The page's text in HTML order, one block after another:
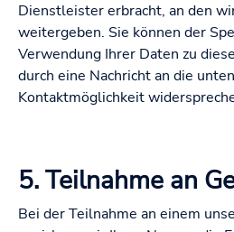
Dienstleister erbracht, an den
weitergeben. Sie können der
Verwendung Ihrer Daten zu
durch eine Nachricht an die
Kontaktmöglichkeit
5. Teilnahme an
Bei der Teilnahme an einem